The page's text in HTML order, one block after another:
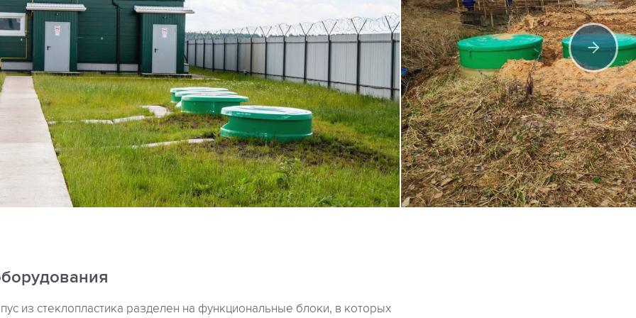
из стеклопластика разделен на функциональные блоки, в которых